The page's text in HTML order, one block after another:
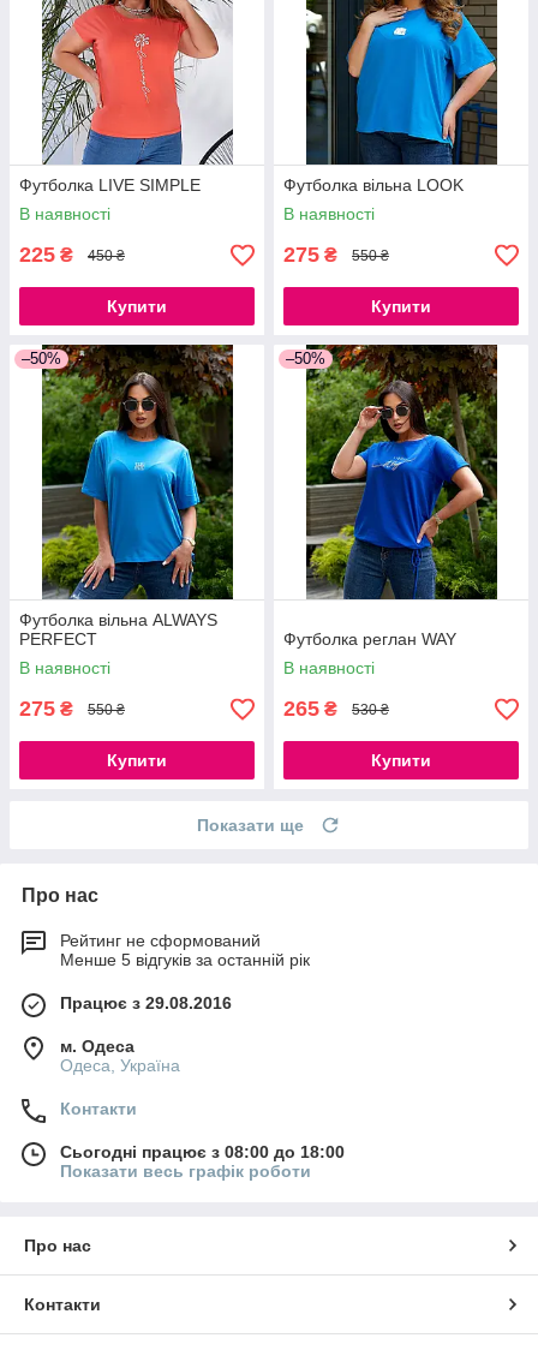
Футболка LIVE SIMPLE
В наявності
225 ₴ 450 ₴
Купити
Футболка вільна LOOK
В наявності
275 ₴ 550 ₴
Купити
–50%
Футболка вільна ALWAYS
PERFECT
В наявності
275 ₴ 550 ₴
Купити
–50%
Футболка реглан WAY
В наявності
265 ₴ 530 ₴
Купити
Показати ще
Про нас
Рейтинг не сформований
Менше 5 відгуків за останній рік
Працює з 29.08.2016
м. Одеса
Одеса, Україна
Контакти
Сьогодні працює з 08:00 до 18:00
Показати весь графік роботи
Про нас
Контакти